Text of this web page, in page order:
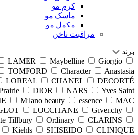
کرم مو
ماسک مو
مکمل مو
مراقبت ناخن
برند
LAMER Maybelline
Giorgio
TOMFORD Character
Anastasia
LOREAL CHANEL
DECORTÉ
DIOR NARS
Yves Saint
Milano beauty essence
MAC
LOCCITANE
Givenchy
Tillbury Ordinary
CLARINS
Kiehls SHISEIDO
CLINIQUE